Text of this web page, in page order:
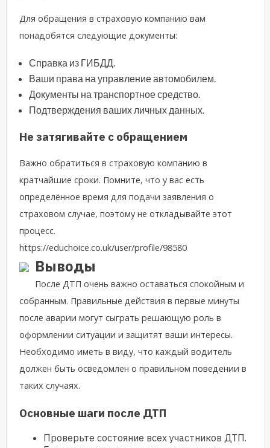
Для обращения в страховую компанию вам
понадобятся следующие документы:
Справка из ГИБДД.
Ваши права на управление автомобилем.
Документы на транспортное средство.
Подтверждения ваших личных данных.
Не затягивайте с обращением
Важно обратиться в страховую компанию в
кратчайшие сроки. Помните, что у вас есть
определённое время для подачи заявления о
страховом случае, поэтому не откладывайте этот
процесс.
https://educhoice.co.uk/user/profile/98580
Выводы
После ДТП очень важно оставаться спокойным и
собранным. Правильные действия в первые минуты
после аварии могут сыграть решающую роль в
оформлении ситуации и защитят ваши интересы.
Необходимо иметь в виду, что каждый водитель
должен быть осведомлен о правильном поведении в
таких случаях.
Основные шаги после ДТП
Проверьте состояние всех участников ДТП.